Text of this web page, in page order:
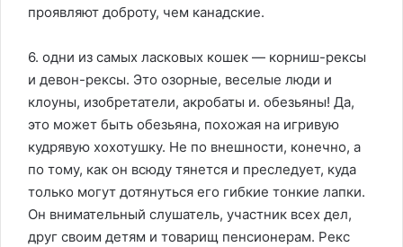
проявляют доброту, чем канадские.
6. одни из самых ласковых кошек — корниш-рексы
и девон-рексы. Это озорные, веселые люди и
клоуны, изобретатели, акробаты и. обезьяны! Да,
это может быть обезьяна, похожая на игривую
кудрявую хохотушку. Не по внешности, конечно, а
по тому, как он всюду тянется и преследует, куда
только могут дотянуться его гибкие тонкие лапки.
Он внимательный слушатель, участник всех дел,
друг своим детям и товарищ пенсионерам. Рекс